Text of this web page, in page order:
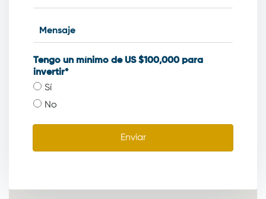
Tengo un mínimo de US $100,000 para
invertir*
Sí
No
Enviar